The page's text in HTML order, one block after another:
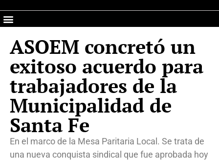
ASOEM concretó un
exitoso acuerdo para
trabajadores de la
Municipalidad de
Santa Fe
En el marco de la Mesa Paritaria Local. Se trata de
una nueva conquista sindical que fue aprobada hoy